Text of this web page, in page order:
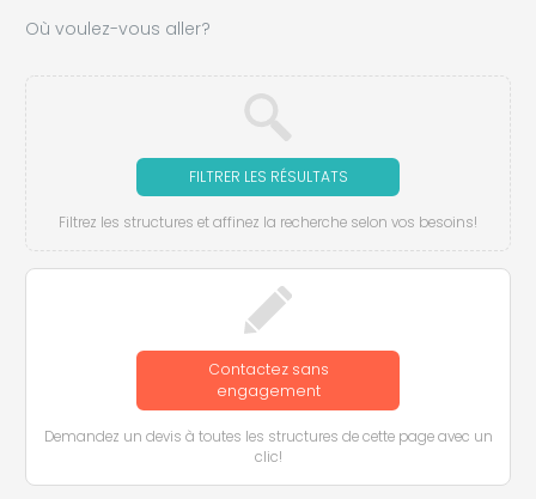
Où voulez-vous aller?
FILTRER LES RÉSULTATS
Filtrez les structures et affinez la recherche selon vos besoins!
Contactez sans
engagement
Demandez un devis à toutes les structures de cette page avec un
clic!